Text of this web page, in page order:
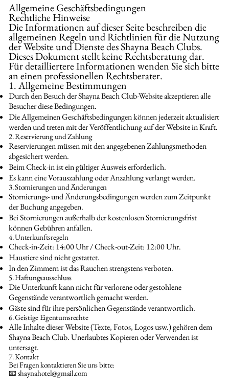
Allgemeine Geschäftsbedingungen
Rechtliche Hinweise
Die Informationen auf dieser Seite beschreiben die
allgemeinen Regeln und Richtlinien für die Nutzung
der Website und Dienste des Shayna Beach Clubs.
Dieses Dokument stellt keine Rechtsberatung dar.
Für detailliertere Informationen wenden Sie sich bitte
an einen professionellen Rechtsberater.
1. Allgemeine Bestimmungen
Durch den Besuch der Shayna Beach Club-Website akzeptieren alle
Besucher diese Bedingungen.
Die Allgemeinen Geschäftsbedingungen können jederzeit aktualisiert
werden und treten mit der Veröffentlichung auf der Website in Kraft.
2. Reservierung und Zahlung
Reservierungen müssen mit den angegebenen Zahlungsmethoden
abgesichert werden.
Beim Check-in ist ein gültiger Ausweis erforderlich.
Es kann eine Vorauszahlung oder Anzahlung verlangt werden.
3. Stornierungen und Änderungen
Stornierungs- und Änderungsbedingungen werden zum Zeitpunkt
der Buchung angegeben.
Bei Stornierungen außerhalb der kostenlosen Stornierungsfrist
können Gebühren anfallen.
4. Unterkunftsregeln
Check-in-Zeit: 14:00 Uhr / Check-out-Zeit: 12:00 Uhr.
Haustiere sind nicht gestattet.
In den Zimmern ist das Rauchen strengstens verboten.
5. Haftungsausschluss
Die Unterkunft kann nicht für verlorene oder gestohlene
Gegenstände verantwortlich gemacht werden.
Gäste sind für ihre persönlichen Gegenstände verantwortlich.
6. Geistige Eigentumsrechte
Alle Inhalte dieser Website (Texte, Fotos, Logos usw.) gehören dem
Shayna Beach Club. Unerlaubtes Kopieren oder Verwenden ist
untersagt.
7. Kontakt
Bei Fragen kontaktieren Sie uns bitte:
📧 shaynahotel@gmail.com